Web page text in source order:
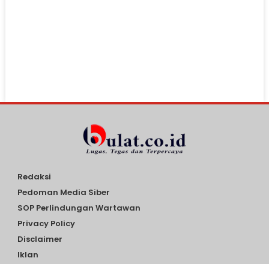
Redaksi
Pedoman Media Siber
SOP Perlindungan Wartawan
Privacy Policy
Disclaimer
Iklan